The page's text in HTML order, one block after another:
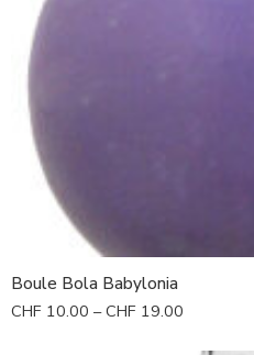
Boule Bola Babylonia
CHF 10.00 –CHF 19.00
Coeur double blanc
Mains noir
Spirale noir-fuchsia
Noir-argent
Fleur blanche s/noir